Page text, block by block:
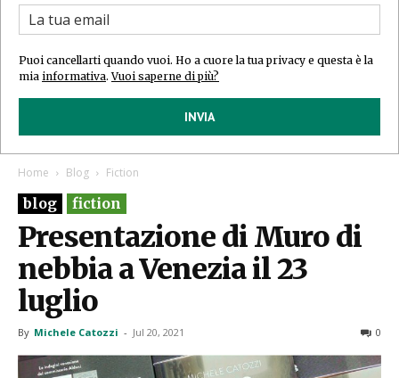
Puoi cancellarti quando vuoi. Ho a cuore la tua privacy e questa è la
mia informativa.Vuoi saperne di più?
INVIA
Home Blog Fiction
blog fiction
Presentazione di Muro di
nebbia a Venezia il 23
luglio
By Michele Catozzi - Jul 20, 2021 0